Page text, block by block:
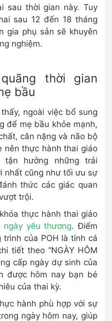
sau thời gian này. Tuy
sau 12 đến 18 tháng
gia phụ sản sẽ khuyên
nghiệm.
thời gian
bầu
ngoài việc bổ sung
để mẹ bầu khỏe mạnh,
cân nặng và não bộ
nên thực hành thai giáo
hưởng những trải
nhất cũng như tối ưu sự
thức các giác quan
trội.
thực hành thai giáo
ngày yêu thương. Điểm
của POH là tính cá
tiết theo “NGÀY HÔM
cấp ngày dự sinh của
được hôm nay bạn bé
của thai kỳ.
hành phù hợp với sự
ngày hôm nay, giúp